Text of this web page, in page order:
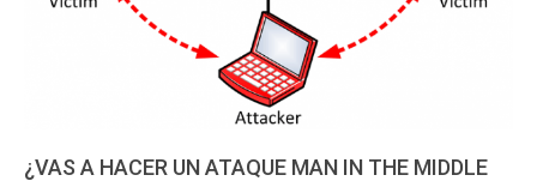
¿VAS A HACER UN ATAQUE MAN IN THE MIDDLE